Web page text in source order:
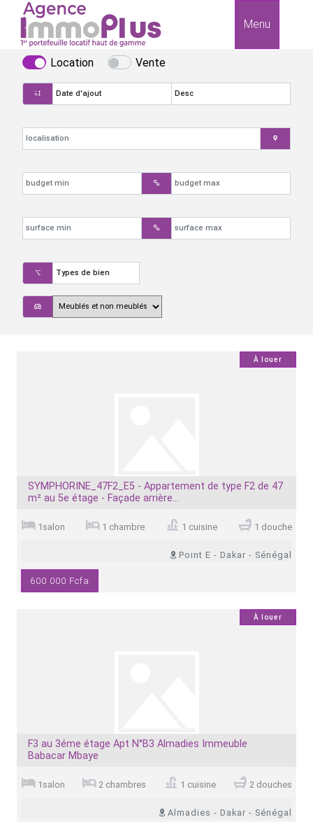
Menu
Location Vente
À louer
SYMPHORINE_47F2_E5 - Appartement de type F2 de 47
m² au 5e étage - Façade arrière...
0
1salon 1 chambre 1 cuisine 1 douche
Point E - Dakar - Sénégal
600 000 Fcfa
À louer
F3 au 3éme étage Apt N°B3 Almadies Immeuble
Babacar Mbaye
0
1salon 2 chambres 1 cuisine 2 douches
Almadies - Dakar - Sénégal